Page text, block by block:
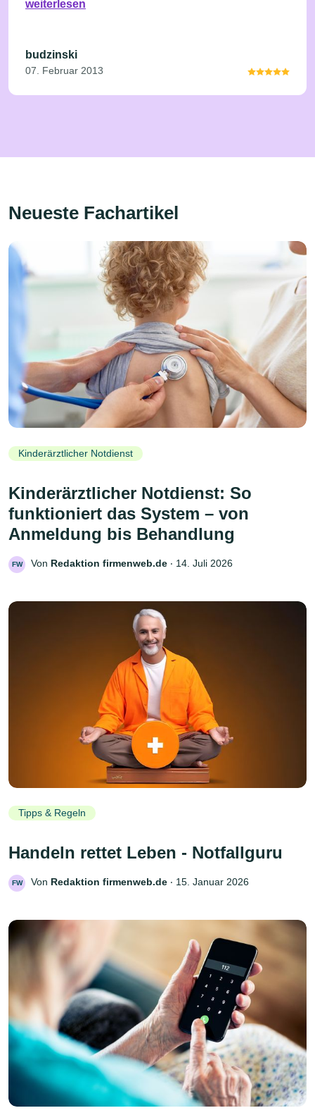
so einen Arzt haben!
weiterlesen
budzinski
07. Februar 2013
Neueste Fachartikel
Kinderärztlicher Notdienst
Kinderärztlicher Notdienst: So
funktioniert das System – von
Anmeldung bis Behandlung
FW Von Redaktion firmenweb.de ‧ 14. Juli 2026
Tipps & Regeln
Handeln rettet Leben - Notfallguru
FW Von Redaktion firmenweb.de ‧ 15. Januar 2026